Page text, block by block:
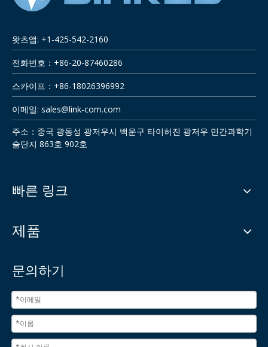
왓츠앱: +1-425-542-2160
전화번호：+86-20-87460286
스카이프：+86-18026396992
이메일: sales@link-com.com
주소：중국 광동성 광저우시 백운구 타이허진 광저우 민간과학기
술단지 863호 902호
빠른 링크
제품
문의하기